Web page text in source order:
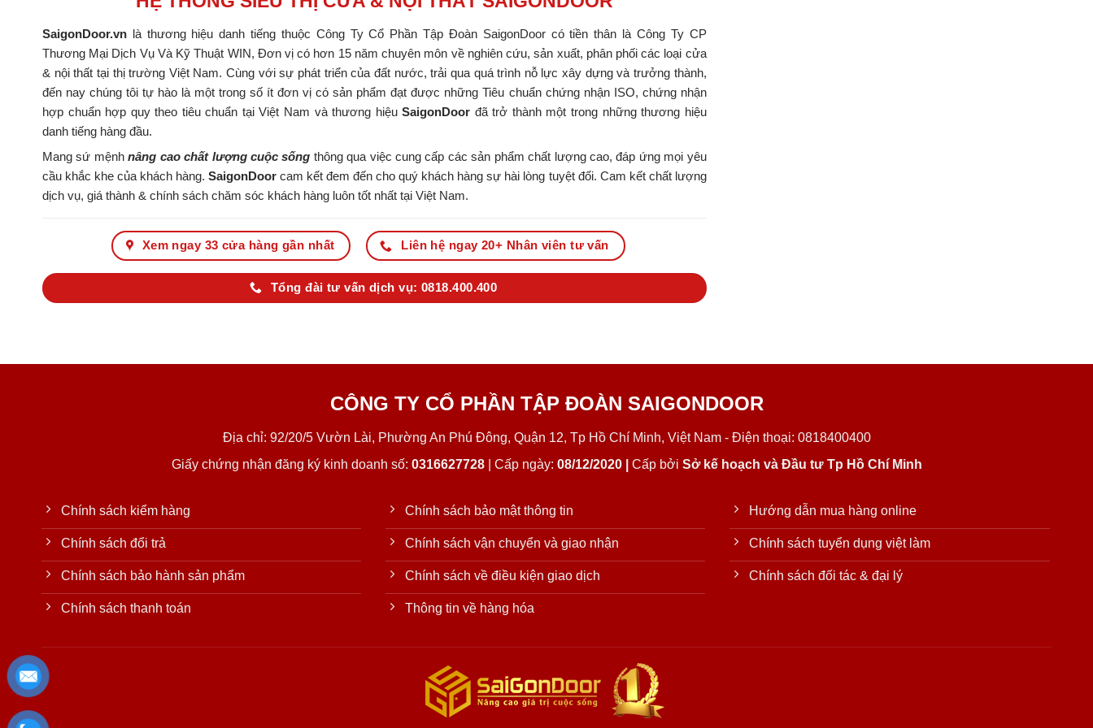
SaigonDoor.vn là thương hiệu danh tiếng thuộc Công Ty Cổ Phần Tập Đoàn SaigonDoor có tiền thân là Công Ty CP
Thương Mại Dịch Vụ Và Kỹ Thuật WIN, Đơn vị có hơn 15 năm chuyên môn về nghiên cứu, sản xuất, phân phối các loại cửa
& nội thất tại thị trường Việt Nam. Cùng với sự phát triển của đất nước, trải qua quá trình nỗ lực xây dựng và trưởng thành,
đến nay chúng tôi tự hào là một trong số ít đơn vị có sản phẩm đạt được những Tiêu chuẩn chứng nhận ISO, chứng nhận
hợp chuẩn hợp quy theo tiêu chuẩn tại Việt Nam và thương hiệuSaigonDoor đã trở thành một trong những thương hiệu
danh tiếng hàng đầu.
Mang sứ mệnhnâng cao chất lượng cuộc sống thông qua việc cung cấp các sản phẩm chất lượng cao, đáp ứng mọi yêu
cầu khắc khe của khách hàng.SaigonDoor cam kết đem đến cho quý khách hàng sự hài lòng tuyệt đối. Cam kết chất lượng
dịch vụ, giá thành & chính sách chăm sóc khách hàng luôn tốt nhất tại Việt Nam.
Xem ngay 33 cửa hàng gần nhất Liên hệ ngay 20+ Nhân viên tư vấn
Tổng đài tư vấn dịch vụ: 0818.400.400
CÔNG TY CỔ PHẦN TẬP ĐOÀN SAIGONDOOR
Địa chỉ: 92/20/5 Vườn Lài, Phường An Phú Đông, Quận 12, Tp Hồ Chí Minh, Việt Nam - Điện thoại: 0818400400
Giấy chứng nhận đăng ký kinh doanh số: 0316627728| Cấp ngày: 08/12/2020 | Cấp bởi Sở kế hoạch và Đầu tư Tp Hồ Chí Minh
Chính sách kiểm hàng
Chính sách đổi trả
Chính sách bảo hành sản phẩm
Chính sách thanh toán
Chính sách bảo mật thông tin
Chính sách vận chuyển và giao nhận
Chính sách về điều kiện giao dịch
Thông tin về hàng hóa
Hướng dẫn mua hàng online
Chính sách tuyển dụng việt làm
Chính sách đối tác & đại lý